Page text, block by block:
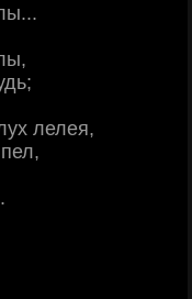
лелея,